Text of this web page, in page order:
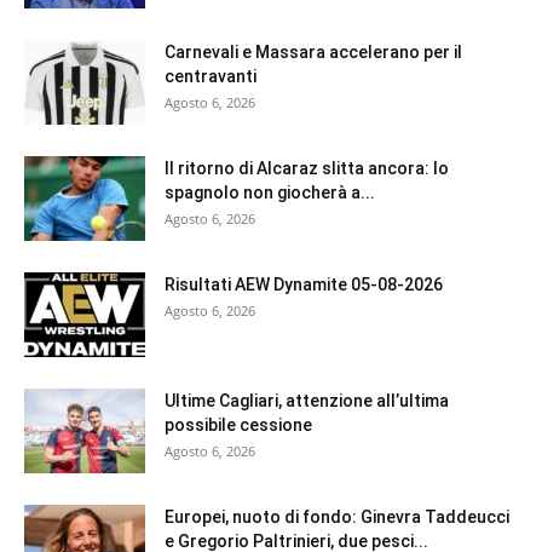
Carnevali e Massara accelerano per il
centravanti
Agosto 6, 2026
Il ritorno di Alcaraz slitta ancora: lo
spagnolo non giocherà a...
Agosto 6, 2026
Risultati AEW Dynamite 05-08-2026
Agosto 6, 2026
Ultime Cagliari, attenzione all’ultima
possibile cessione
Agosto 6, 2026
Europei, nuoto di fondo: Ginevra Taddeucci
e Gregorio Paltrinieri, due pesci...